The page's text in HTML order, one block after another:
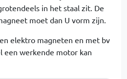
in het staal zit. De
moet dan U vorm zijn.
elektro magneten en met bv
een werkende motor kan